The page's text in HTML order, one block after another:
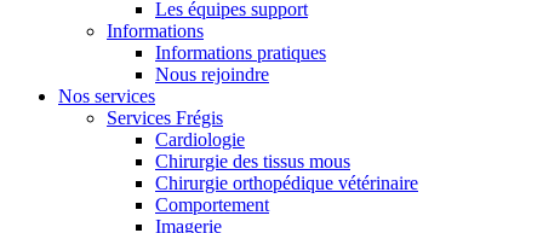
Les équipes support
Informations
Informations pratiques
Nous rejoindre
Nos services
Services Frégis
Cardiologie
Chirurgie des tissus mous
Chirurgie orthopédique vétérinaire
Comportement
Imagerie